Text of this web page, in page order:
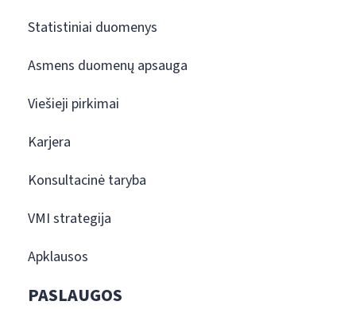
Statistiniai duomenys
Asmens duomenų apsauga
Viešieji pirkimai
Karjera
Konsultacinė taryba
VMI strategija
Apklausos
PASLAUGOS